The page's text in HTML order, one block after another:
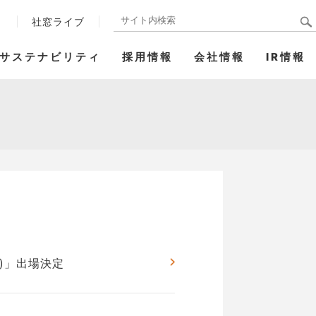
社窓ライブ
サステナビリティ 採用情報 会社情報 IR情報
出場決定